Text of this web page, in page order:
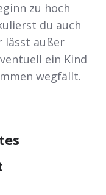
zu hoch
du auch
lässt außer
ein Kind
wegfällt.